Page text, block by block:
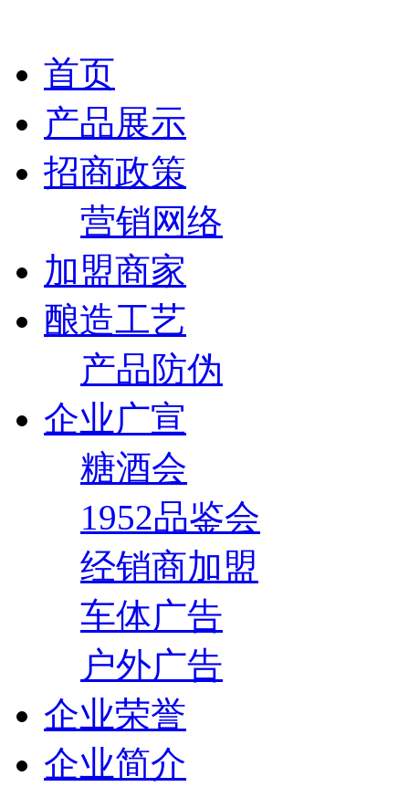
首页
产品展示
招商政策
营销网络
加盟商家
酿造工艺
产品防伪
企业广宣
糖酒会
1952品鉴会
经销商加盟
车体广告
户外广告
企业荣誉
企业简介